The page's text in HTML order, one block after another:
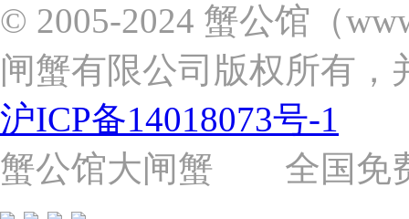
区
杨
路
号
（靠
近
苗
圃
路）
© 2005-2024 蟹公馆（
闸蟹有限公司版权所有，
沪ICP备14018073号-1
蟹公馆大闸蟹 全国免费